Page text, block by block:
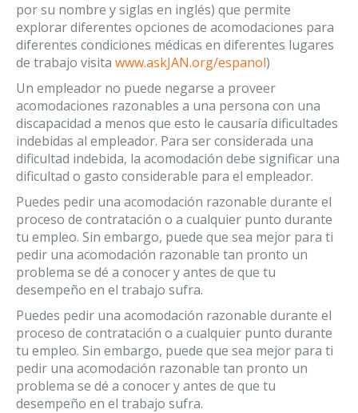
por su nombre y siglas en inglés) que permite
explorar diferentes opciones de acomodaciones para
diferentes condiciones médicas en diferentes lugares
de trabajo visita www.askJAN.org/espanol)
Un empleador no puede negarse a proveer
acomodaciones razonables a una persona con una
discapacidad a menos que esto le causaría dificultades
indebidas al empleador. Para ser considerada una
dificultad indebida, la acomodación debe significar una
dificultad o gasto considerable para el empleador.
Puedes pedir una acomodación razonable durante el
proceso de contratación o a cualquier punto durante
tu empleo. Sin embargo, puede que sea mejor para ti
pedir una acomodación razonable tan pronto un
problema se dé a conocer y antes de que tu
desempeño en el trabajo sufra.
Puedes pedir una acomodación razonable durante el
proceso de contratación o a cualquier punto durante
tu empleo. Sin embargo, puede que sea mejor para ti
pedir una acomodación razonable tan pronto un
problema se dé a conocer y antes de que tu
desempeño en el trabajo sufra.